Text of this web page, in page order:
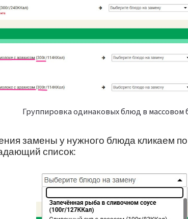
Группировка одинаковых блюд в массовом
замены у нужного блюда кликаем
список: